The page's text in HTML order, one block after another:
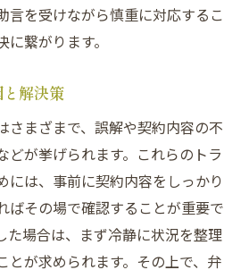
質問に対する適切な対応
対する心構えと準備
早期解決法
ルの迅速解決方法
活用した問題解決
早期解決を図る手法
決への最適なアプローチ
ルで弁護士を頼る理由
言を受けながら慎重に対応するこ
繋がります。
解決策
さまざまで、誤解や契約内容の不
どが挙げられます。これらのトラ
には、事前に契約内容をしっかり
ばその場で確認することが重要で
た場合は、まず冷静に状況を整理
とが求められます。その上で、弁